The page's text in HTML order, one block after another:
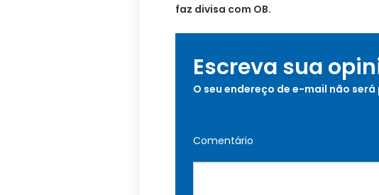
faz divisa com OB.
Escreva sua
O seu endereço de e-mail não
Comentário